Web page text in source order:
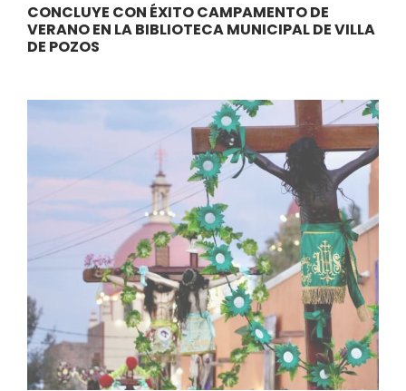
CONCLUYE CON ÉXITO CAMPAMENTO DE
VERANO EN LA BIBLIOTECA MUNICIPAL DE VILLA
DE POZOS